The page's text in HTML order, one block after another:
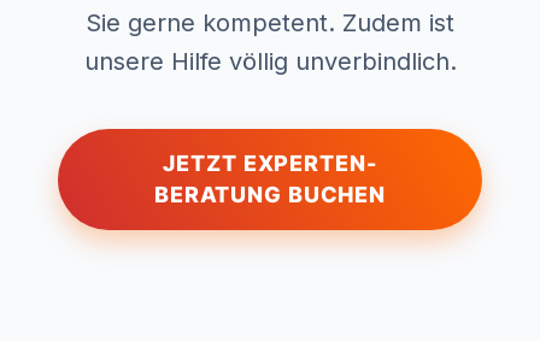
Sie gerne kompetent. Zudem ist
unsere Hilfe völlig unverbindlich.
JETZT EXPERTEN-
BERATUNG BUCHEN